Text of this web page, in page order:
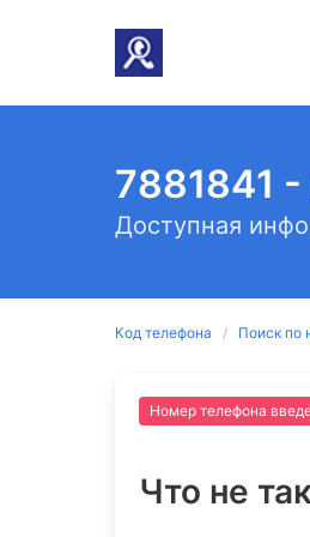
7881841
Доступная
Код телефона Поиск по
Номер телефона
Что не